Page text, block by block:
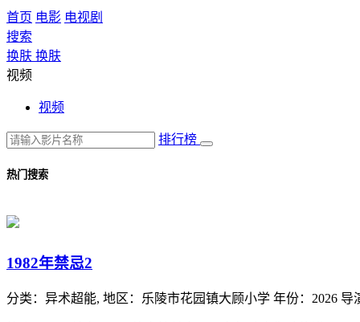
首页 电影 电视剧
搜索
换肤 换肤
视频
视频
排行榜
热门搜索
1982年禁忌2
分类： 异术超能, 地区： 乐陵市花园镇大顾小学 年份： 2026 导